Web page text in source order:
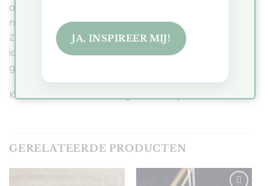
afspraak te maken zodat we samen kunnen kijken
naar jullie wensen voor de perfecte trouwringen.
Zo geven sommige mensen de voorkeur aan twee
identieke ringen terwijl een ander de voorkeur
geeft aan twee totaal verschillende ontwerpen.
Klikhierom alle trouwringen te bekijken.
GERELATEERDE PRODUCTEN
JA, INSPIREER MIJ!